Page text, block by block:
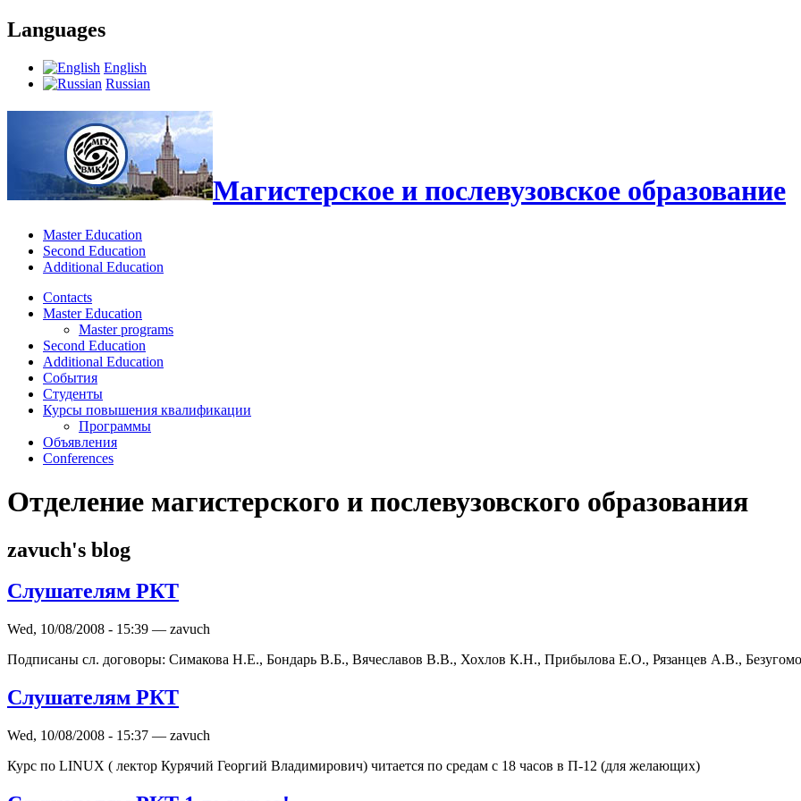
Languages
English
Russian
Магистерское и послевузовское образование
Master Education
Second Education
Additional Education
Contacts
Master Education
Master programs
Second Education
Additional Education
События
Студенты
Курсы повышения квалификации
Программы
Объявления
Conferences
Отделение магистерского и послевузовского образования
zavuch's blog
Слушателям РКТ
Wed, 10/08/2008 - 15:39 — zavuch
Подписаны сл. договоры: Симакова Н.Е., Бондарь В.Б., Вячеславов В.В., Хохлов К.Н., Прибылова Е.О., Рязанцев А.В.,
Слушателям РКТ
Wed, 10/08/2008 - 15:37 — zavuch
Курс по LINUX ( лектор Курячий Георгий Владимирович) читается по средам с 18 часов в П-12 (для желающих)